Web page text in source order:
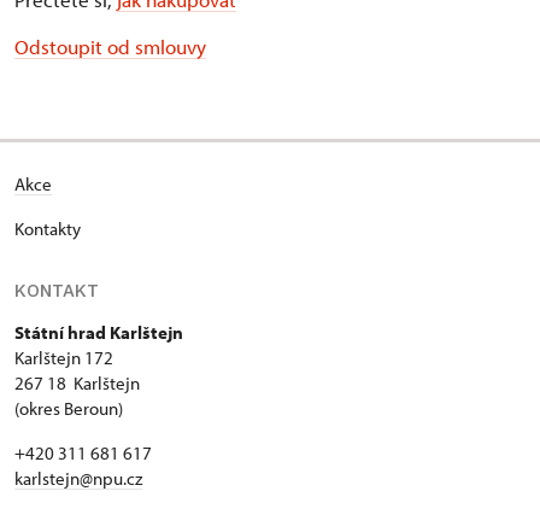
Odstoupit od smlouvy
Akce
Kontakty
KONTAKT
Státní hrad Karlštejn
Karlštejn 172
267 18 Karlštejn
(okres Beroun)
+420 311 681 617
karlstejn@npu.cz